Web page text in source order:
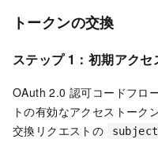
トークンの交換
ステップ 1：初期アク
OAuth 2.0 認可コードフロ
トの有効なアクセストーク
交換リクエストの